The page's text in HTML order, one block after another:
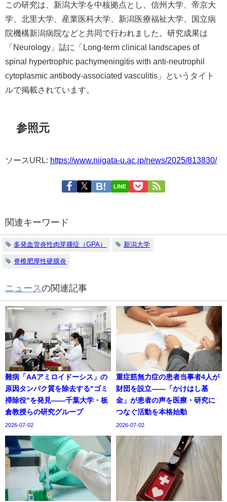
この研究は、新潟大学を中核拠点とし、信州大学、帝京大
学、北里大学、産業医科大学、新潟医療福祉大学、国立病
院機構新潟病院などと共同で行われました。研究成果は
「Neurology」誌に「Long-term clinical landscapes of
spinal hypertrophic pachymeningitis with anti-neutrophil
cytoplasmic antibody-associated vasculitis」というタイト
ルで掲載されています。
参照元
ソースURL: https://www.niigata-u.ac.jp/news/2025/813830/
LINE
関連キーワード
多発血管炎性肉芽腫症（GPA） 新潟大学
脊椎肥厚性硬膜炎
ニュース の関連記事
難病「AAアミロイドーシス」の
原因タンパク質を除去する"ゴミ
掃除役"を発見——千葉大学・板
倉教授らの研究グループ
2026-07-02
重症筋無力症の患者当事者4人が
財団を設立——「かけはし基
金」が患者の声を医療・研究に
つなぐ活動を本格始動
2026-07-02